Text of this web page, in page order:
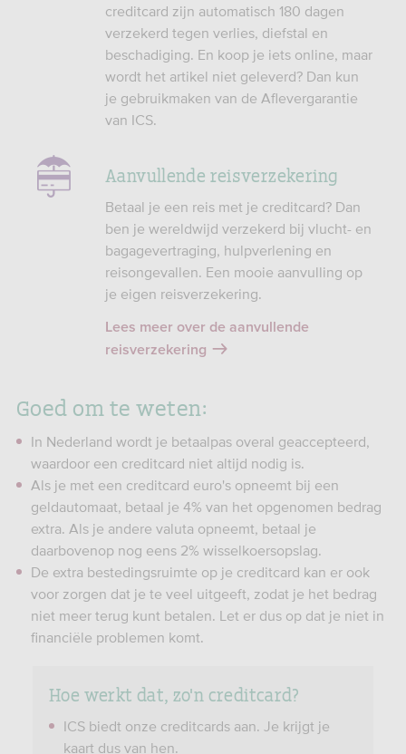
creditcard zijn automatisch 180 dagen
verzekerd tegen verlies, diefstal en
beschadiging. En koop je iets online, maar
wordt het artikel niet geleverd? Dan kun
je gebruikmaken van de Aflevergarantie
van ICS.
Aanvullende reisverzekering
Betaal je een reis met je creditcard? Dan
ben je wereldwijd verzekerd bij vlucht- en
bagagevertraging, hulpverlening en
reisongevallen. Een mooie aanvulling op
je eigen reisverzekering.
Lees meer over de aanvullende
reisverzekering
Goed om te weten:
In Nederland wordt je betaalpas overal geaccepteerd,
waardoor een creditcard niet altijd nodig is.
Als je met een creditcard euro's opneemt bij een
geldautomaat, betaal je 4% van het opgenomen bedrag
extra. Als je andere valuta opneemt, betaal je
daarbovenop nog eens 2% wisselkoersopslag.
De extra bestedingsruimte op je creditcard kan er ook
voor zorgen dat je te veel uitgeeft, zodat je het bedrag
niet meer terug kunt betalen. Let er dus op dat je niet in
financiële problemen komt.
Hoe werkt dat, zo'n creditcard?
ICS biedt onze creditcards aan. Je krijgt je
kaart dus van hen.